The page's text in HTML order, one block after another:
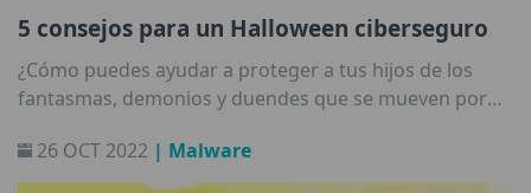
5 consejos para un Halloween ciberseguro
¿Cómo puedes ayudar a proteger a tus hijos de los
fantasmas, demonios y duendes que se mueven por
26 OCT 2022 | Malware